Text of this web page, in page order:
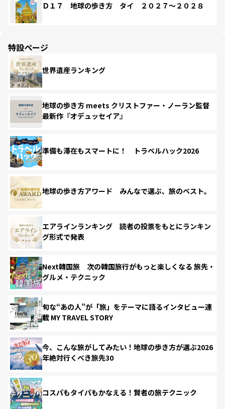
Ｄ１７ 地球の歩き方 タイ ２０２７～２０２８
特設ページ
世界遺産ランキング
地球の歩き方 meets クリストファー・ノーラン監督
最新作『オデュッセイア』
準備も滞在もスマートに！ トラベルハック2026
地球の歩き方アワード みんなで選ぶ、旅のベスト。
エアラインランキング 読者の投票をもとにランキン
グ形式で発表
Next韓国旅 次の韓国旅行がもっと楽しくなる 旅先・
グルメ・テクニック
旬な“あの人”が「旅」をテーマに語るインタビュー連
載 MY TRAVEL STORY
今、こんな旅がしてみたい！地球の歩き方が選ぶ2026
年絶対行くべき旅先30
コスパもタイパもかなえる！賢者の旅テクニック